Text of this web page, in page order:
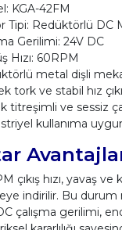
KGA-42FM
Tipi: Redüktörlü DC
Gerilimi: 24V DC
Hızı: 60RPM
metal dişli
tork ve stabil hız
titreşimli ve sessiz
kullanıma uygun
çıkış hızı, yavaş
indirilir. Bu durum
çalışma gerilimi,